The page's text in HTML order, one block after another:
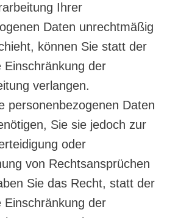
Ihrer
Daten unrechtmäßig
können Sie statt der
Einschränkung der
verlangen.
personenbezogenen Daten
Sie sie jedoch zur
oder
von Rechtsansprüchen
Sie das Recht, statt der
Einschränkung der